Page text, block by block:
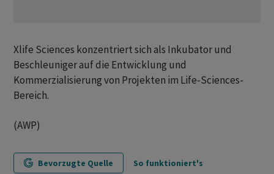
Xlife Sciences konzentriert sich als Inkubator und
Beschleuniger auf die Entwicklung und
Kommerzialisierung von Projekten im Life-Sciences-
Bereich.
(AWP)
Bevorzugte Quelle So funktioniert's